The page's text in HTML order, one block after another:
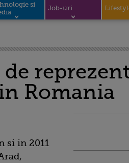
si
Job-uri
Romania
si in 2011